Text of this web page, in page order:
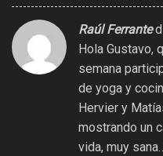
Raúl Ferrante
Hola Gustavo,
semana
de yoga y
Hervier y
mostrando un
vida, muy